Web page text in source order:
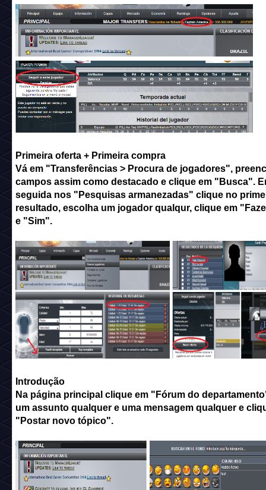
Primeira oferta + Primeira compra
Vá em "Transferências > Procura de jogadores",
campos assim como destacado e clique em "Busca".
seguida nos "Pesquisas armanezadas" clique no
resultado, escolha um jogador qualqur, clique em
e "Sim".
Introdução
Na página principal clique em "Fórum do
um assunto qualquer e uma mensagem qualquer e
"Postar novo tópico".